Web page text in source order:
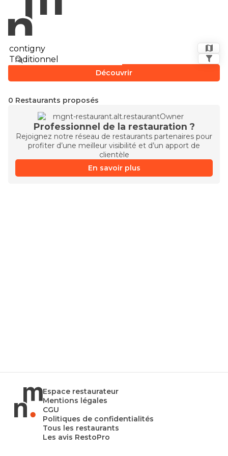
Découvrir
0 Restaurants proposés
Professionnel de la restauration ?
Rejoignez notre réseau de restaurants partenaires pour
profiter d’une meilleur visibilité et d’un apport de
clientèle
En savoir plus
Espace restaurateur
Mentions légales
CGU
Politiques de confidentialités
Tous les restaurants
Les avis RestoPro